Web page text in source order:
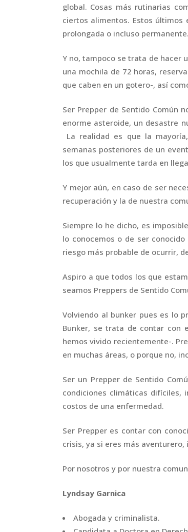
global. Cosas más rutinarias
ciertos alimentos. Estos últimos
prolongada o incluso permanente.
Y no, tampoco se trata de hacer
una mochila de 72 horas,
que caben en un gotero-, así
Ser Prepper de Sentido Común
enorme asteroide, un desastre
La realidad es que la
semanas posteriores de un
los que usualmente tarda en
Y mejor aún, en caso de ser
recuperación y la de nuestra
Siempre lo he dicho, es
lo conocemos o de ser
riesgo más probable de ocurrir,
Aspiro a que todos los que
seamos Preppers de Sentido
Volviendo al bunker pues es lo
Bunker, se trata de contar con
hemos vivido recientemente-.
en muchas áreas, o porque no,
Ser un Prepper de Sentido
condiciones climáticas difíciles,
costos de una enfermedad.
Ser Prepper es contar con
crisis, ya si eres más
Por nosotros y por nuestra
Lyndsay Garnica
Abogada y criminalista.